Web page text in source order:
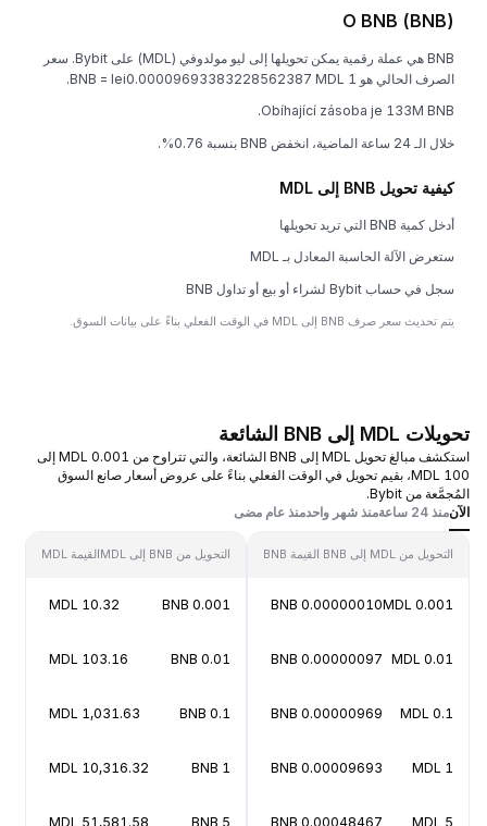
O BNB (BNB)
BNB هي عملة رقمية يمكن تحويلها إلى ليو مولدوفي (MDL) على Bybit. سعر
الصرف الحالي هو 1 BNB = lei0.00009693383228562387 MDL.
Obíhající zásoba je 133M BNB.
خلال الـ 24 ساعة الماضية، انخفض BNB بنسبة 0.76%.
كيفية تحويل BNB إلى MDL
أدخل كمية BNB التي تريد تحويلها
ستعرض الآلة الحاسبة المعادل بـ MDL
سجل في حساب Bybit لشراء أو بيع أو تداول BNB
يتم تحديث سعر صرف BNB إلى MDL في الوقت الفعلي بناءً على بيانات السوق.
تحويلات MDL إلى BNB الشائعة
استكشف مبالغ تحويل MDL إلى BNB الشائعة، والتي تتراوح من 0.001 MDL إلى
100 MDL، بقيم تحويل في الوقت الفعلي بناءً على عروض أسعار صانع السوق
المُجمَّعة من Bybit.
الآنمنذ 24 ساعة منذ شهر واحدمنذ عام مضى
التحويل من MDL إلى BNB القيمة BNB
0.001 MDL
0.00000010 BNB
0.01 MDL
0.00000097 BNB
0.1 MDL
0.00000969 BNB
1 MDL
0.00009693 BNB
5 MDL
0.00048467 BNB
التحويل من BNB إلى MDL القيمة MDL
0.001 BNB
10.32 MDL
0.01 BNB
103.16 MDL
0.1 BNB
1,031.63 MDL
1 BNB
10,316.32 MDL
5 BNB
51,581.58 MDL